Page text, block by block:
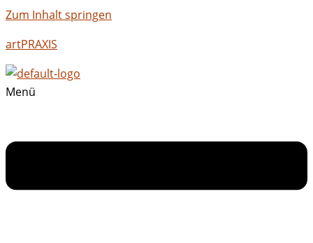
Zum Inhalt springen
artPRAXIS
Menü